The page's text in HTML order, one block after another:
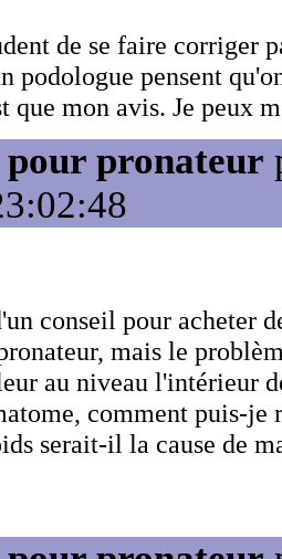
de se faire corriger
podologue pensent
que mon avis. Je peux
pour pronateur
conseil pour acheter
mais le
au niveau l'intérieur
comment puis-je
serait-il la cause de